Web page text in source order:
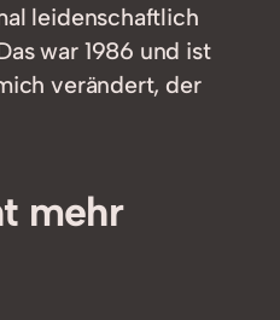
leidenschaftlich
war 1986 und ist
verändert, der
mehr